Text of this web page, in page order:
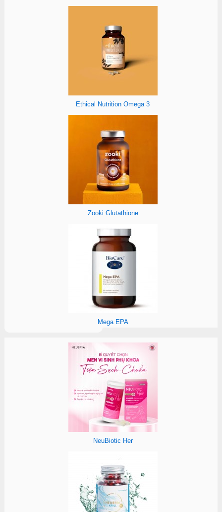
Ethical Nutrition Omega 3
Zooki Glutathione
Mega EPA
NeuBiotic Her